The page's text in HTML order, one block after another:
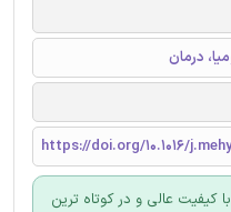
درمان
https://doi.org/10.1016/
کیفیت عالی و در کوتاه ترین